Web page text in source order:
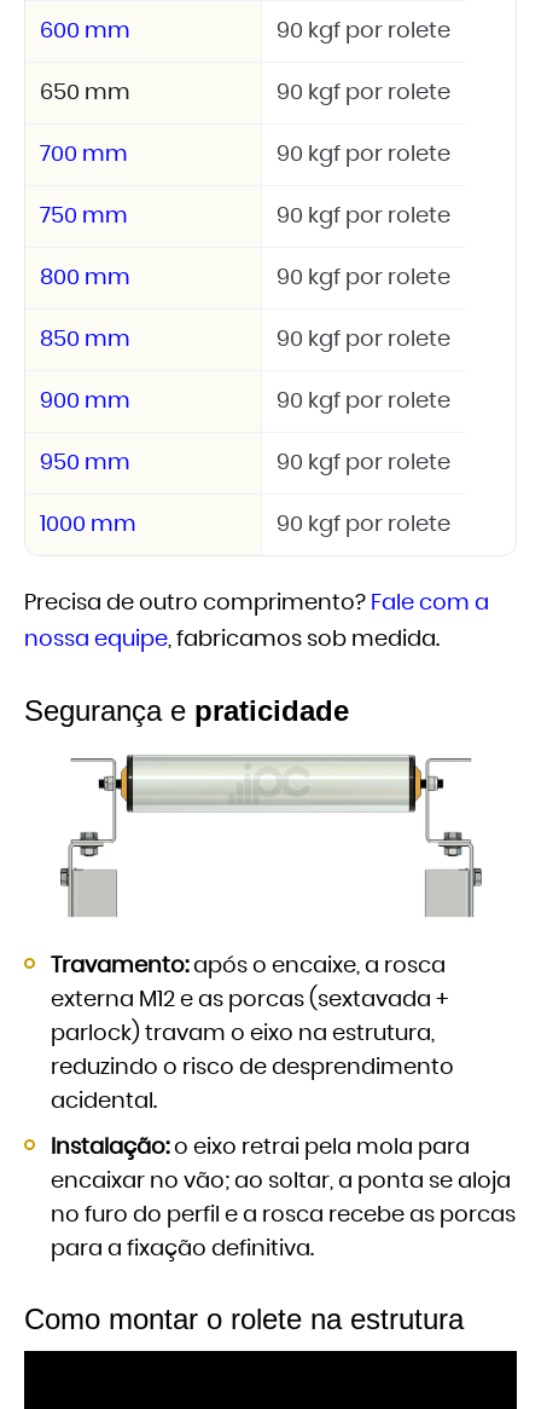
600 mm 90 kgf por rolete
650 mm 90 kgf por rolete
700 mm 90 kgf por rolete
750 mm 90 kgf por rolete
800 mm 90 kgf por rolete
850 mm 90 kgf por rolete
900 mm 90 kgf por rolete
950 mm 90 kgf por rolete
1000 mm 90 kgf por rolete
Precisa de outro comprimento? Fale com a
nossa equipe, fabricamos sob medida.
Segurança e praticidade
Travamento:após o encaixe, a rosca
externa M12 e as porcas (sextavada +
parlock) travam o eixo na estrutura,
reduzindo o risco de desprendimento
acidental.
Instalação:o eixo retrai pela mola para
encaixar no vão; ao soltar, a ponta se aloja
no furo do perfil e a rosca recebe as porcas
para a fixação definitiva.
Como montar o rolete na estrutura